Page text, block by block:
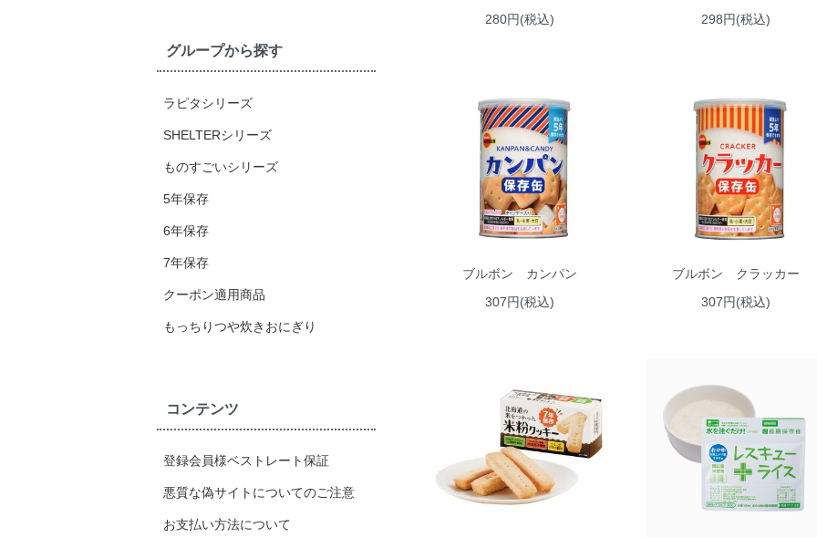
280円(税込)
298円(税込)
ブルボン カンパン
307円(税込)
ブルボン クラッカー
307円(税込)
グループから探す
ラピタシリーズ
SHELTERシリーズ
ものすごいシリーズ
5年保存
6年保存
7年保存
クーポン適用商品
もっちりつや炊きおにぎり
コンテンツ
登録会員様ベストレート保証
悪質な偽サイトについてのご注意
お支払い方法について